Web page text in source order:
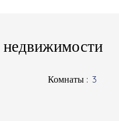
недвижимости
Комнаты : 3